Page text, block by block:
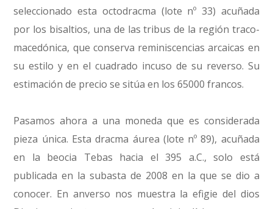
seleccionado esta octodracma (lote nº 33) acuñada
por los bisaltios, una de las tribus de la región traco-
macedónica, que conserva reminiscencias arcaicas en
su estilo y en el cuadrado incuso de su reverso. Su
estimación de precio se sitúa en los 65000 francos.
Pasamos ahora a una moneda que es considerada
pieza única. Esta dracma áurea (lote nº 89), acuñada
en la beocia Tebas hacia el 395 a.C., solo está
publicada en la subasta de 2008 en la que se dio a
conocer. En anverso nos muestra la efigie del dios